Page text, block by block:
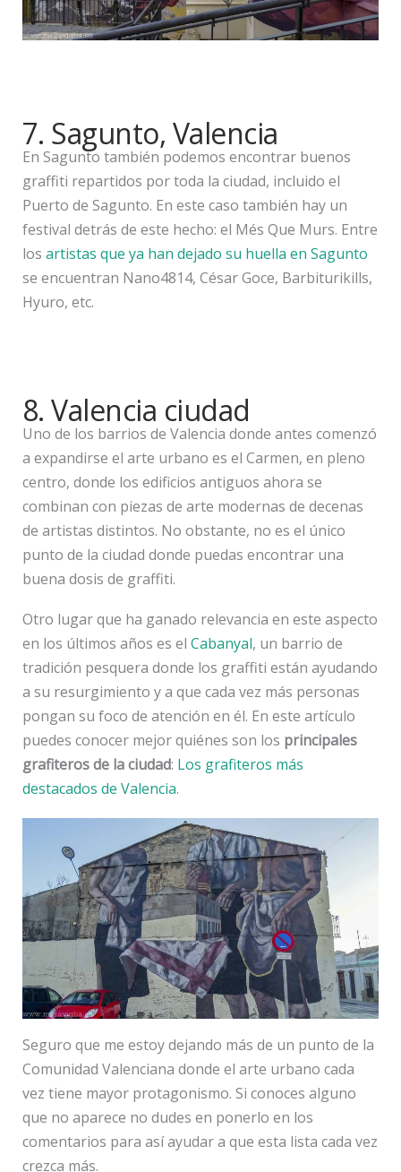
7. Sagunto, Valencia
En Sagunto también podemos encontrar buenos
graffiti repartidos por toda la ciudad, incluido el
Puerto de Sagunto. En este caso también hay un
festival detrás de este hecho: el Més Que Murs. Entre
los artistas que ya han dejado su huella en Sagunto
se encuentran Nano4814, César Goce, Barbiturikills,
Hyuro, etc.
8. Valencia ciudad
Uno de los barrios de Valencia donde antes comenzó
a expandirse el arte urbano es el Carmen, en pleno
centro, donde los edificios antiguos ahora se
combinan con piezas de arte modernas de decenas
de artistas distintos. No obstante, no es el único
punto de la ciudad donde puedas encontrar una
buena dosis de graffiti.
Otro lugar que ha ganado relevancia en este aspecto
en los últimos años es el Cabanyal, un barrio de
tradición pesquera donde los graffiti están ayudando
a su resurgimiento y a que cada vez más personas
pongan su foco de atención en él. En este artículo
puedes conocer mejor quiénes son los principales
grafiteros de la ciudad: Los grafiteros más
destacados de Valencia.
Seguro que me estoy dejando más de un punto de la
Comunidad Valenciana donde el arte urbano cada
vez tiene mayor protagonismo. Si conoces alguno
que no aparece no dudes en ponerlo en los
comentarios para así ayudar a que esta lista cada vez
crezca más.